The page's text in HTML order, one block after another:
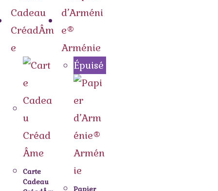
Carte
Cadeau
Épuisé
Papier